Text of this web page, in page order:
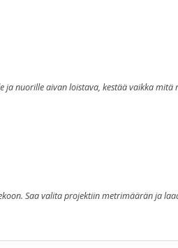
ja nuorille aivan loistava, kestää vaikka
Saa valita projektiin metrimäärän ja